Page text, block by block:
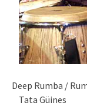
Deep
Tata Güines